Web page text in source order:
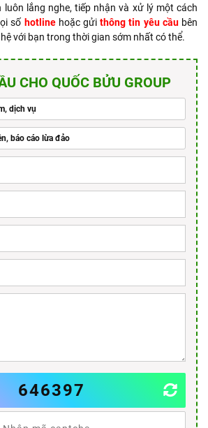
luôn lắng nghe, tiếp nhận và xử lý một cách
số hotlinehoặc gửithông tin yêu cầubên
với bạn trong thời gian sớm nhất có thể.
CHO QUỐC BỬU GROUP
dịch vụ
báo cáo lừa đảo
646397